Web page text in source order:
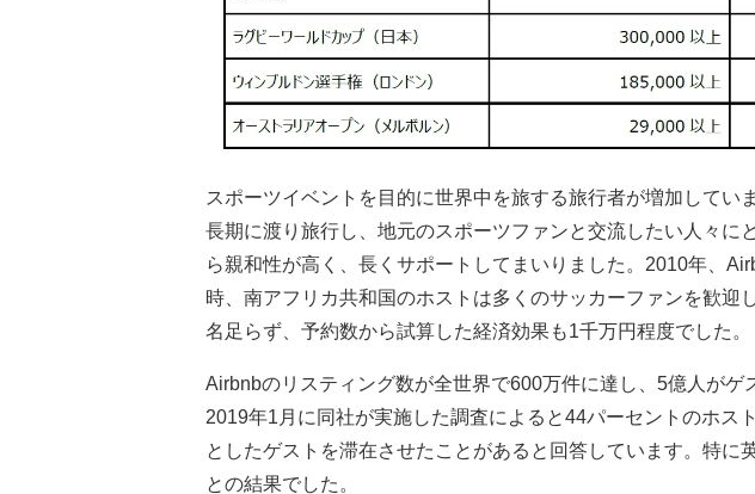
スポーツイベントを目的に世界中を旅する旅行者が増加してい
長期に渡り旅行し、地元のスポーツファンと交流したい人々に
ら親和性が高く、長くサポートしてまいりました。2010年、
時、南アフリカ共和国のホストは多くのサッカーファンを歓迎
名足らず、予約数から試算した経済効果も1千万円程度でした。
Airbnbのリスティング数が全世界で600万件に達し、5億人がゲ
2019年1月に同社が実施した調査によると44パーセントのホス
としたゲストを滞在させたことがあると回答しています。特に
との結果でした。